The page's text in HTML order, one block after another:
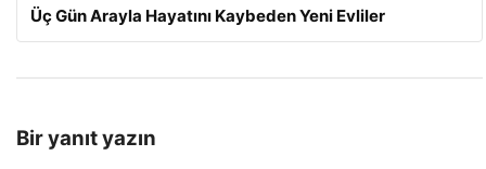
Üç Gün Arayla Hayatını Kaybeden Yeni Evliler
Bir yanıt yazın